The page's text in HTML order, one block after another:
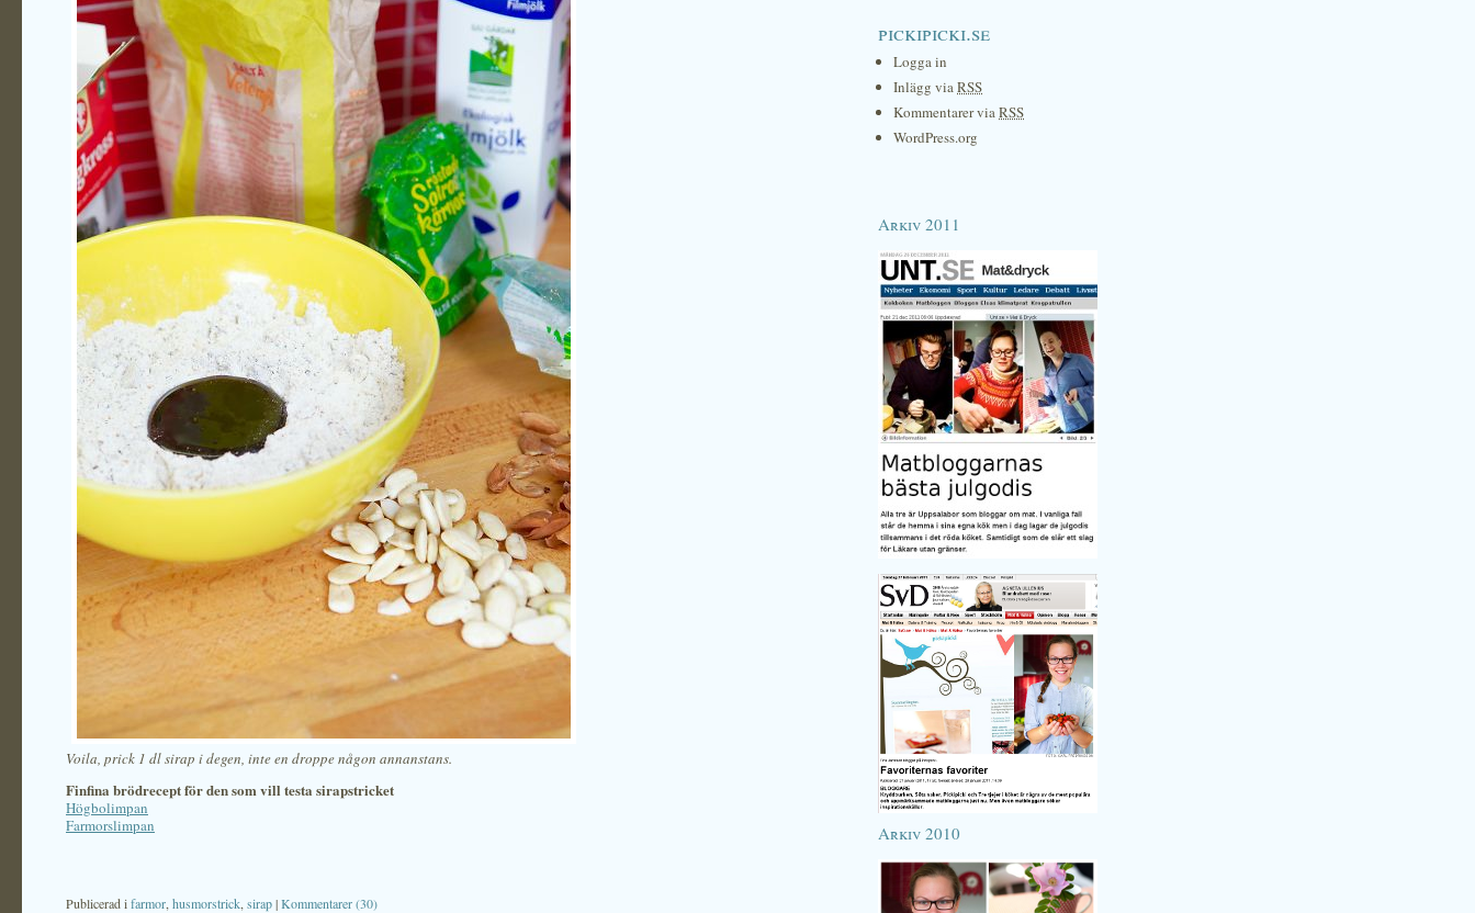
Voila, prick 1 dl sirap i degen, inte en droppe någon annanstans.
Finfina brödrecept för den som vill testa sirapstricket
Högbolimpan
Farmorslimpan
Publicerad ifarmor husmorstrick sirap|Kommentarer (30)
pickipicki.se
Logga in
Inlägg viaRSS
Kommentarer viaRSS
WordPress.org
Arkiv 2011
Arkiv 2010